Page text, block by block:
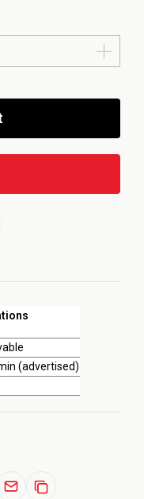
(advertised)